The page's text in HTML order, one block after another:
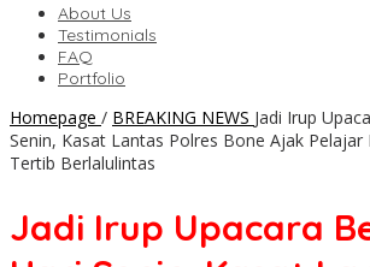
About Us
Testimonials
FAQ
Portfolio
Homepage / BREAKING NEWS Jadi Irup
Senin, Kasat Lantas Polres Bone Ajak Pelajar
Tertib Berlalulintas
Jadi Irup Upacara